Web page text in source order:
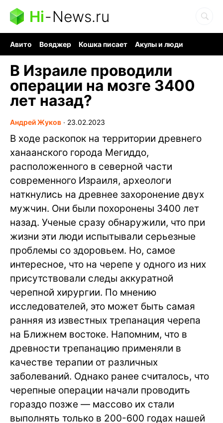
Hi-News.ru
Авито Вояджер Кошка писает
Акулы и люди
В Израиле проводили
операции на мозге 3400
лет назад?
Андрей Жуков ∙ 23.02.2023
В ходе раскопок на территории древнего
ханаанского города Мегиддо,
расположенного в северной части
современного Израиля, археологи
наткнулись на древнее захоронение двух
мужчин. Они были похоронены 3400 лет
назад. Ученые сразу обнаружили, что при
жизни эти люди испытывали серьезные
проблемы со здоровьем. Но, самое
интересное, что на черепе у одного из них
присутствовали следы аккуратной
черепной хирургии. По мнению
исследователей, это может быть самая
ранняя из известных трепанация черепа
на Ближнем востоке. Напомним, что в
древности трепанацию применяли в
качестве терапии от различных
заболеваний. Однако ранее считалось, что
черепные операции начали проводить
гораздо позже — массово их стали
выполнять только в 200-600 годах нашей